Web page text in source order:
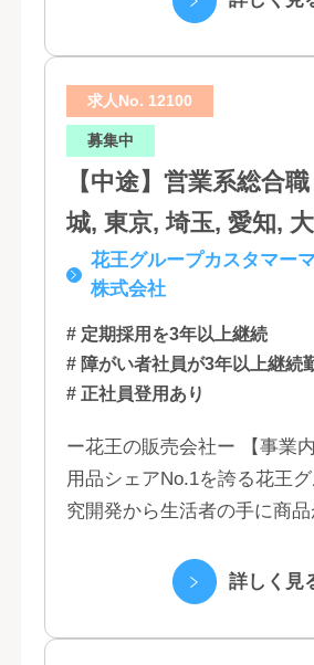
口, 鳥取, 島根, 香川,
分, 宮崎, 佐賀, 沖縄
求人No. 12100
募集中
【中途】営業系総合職 北海道, 宮
城, 東京, 埼玉, 愛知,
福岡花王グループカスタマー
株式会社
# 定期採用を3年以上継続
# 障がい者社員が3年以上継続
# 正社員登用あり
ー花王の販売会社ー 【事業内容】 国内日
用品シェアNo.1を誇る花王
究開発から生活者の手に商
で、情報のスピード、質、量
詳しく見